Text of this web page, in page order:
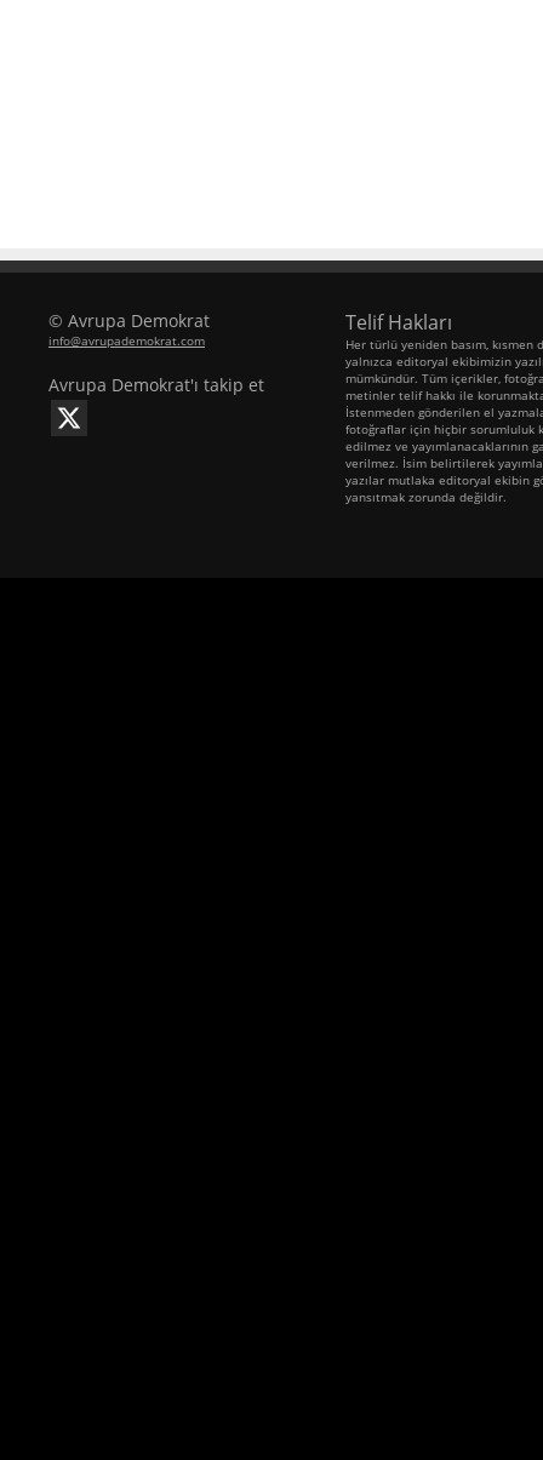
© Avrupa Demokrat
info@avrupademokrat.com
Avrupa Demokrat'ı takip et
Telif Hakları
Her türlü yeniden basım, kısmen
yalnızca editoryal ekibimizin
mümkündür. Tüm içerikler,
metinler telif hakkı ile
İstenmeden gönderilen el
fotoğraflar için hiçbir sorumluluk
edilmez ve yayımlanacaklarının
verilmez. İsim belirtilerek
yazılar mutlaka editoryal ekibin
yansıtmak zorunda değildir.